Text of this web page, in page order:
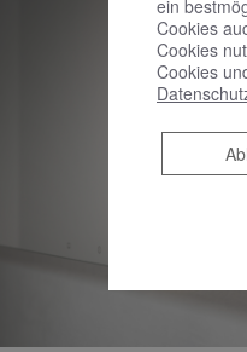
ein
Cookies
Cookies
Cookies